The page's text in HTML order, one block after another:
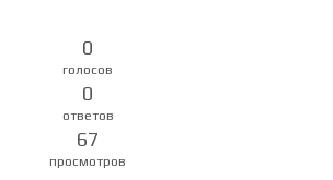
0
голосов
0
ответов
67
просмотров